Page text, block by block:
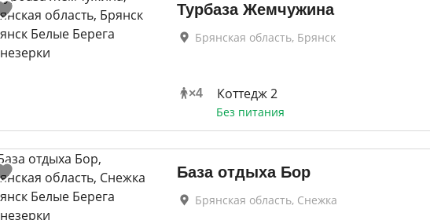
Турбаза Жемчужина
Брянская область, Брянск
×4 Коттедж 2
Без питания
База отдыха Бор
Брянская область, Снежка